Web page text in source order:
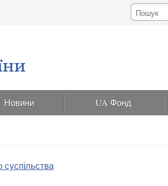
Новини UA Фонд
суспільства